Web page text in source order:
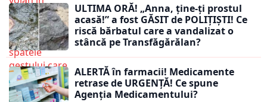
ULTIMA ORĂ! „Anna, ţine-ţi prostul
acasă!” a fost GĂSIT de POLIȚIȘTI! Ce
riscă bărbatul care a vandalizat o
stâncă pe Transfăgărălan?
ALERTĂ în farmacii! Medicamente
retrase de URGENȚĂ! Ce spune
Agenția Medicamentului?